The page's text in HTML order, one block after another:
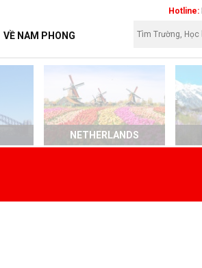
Hotline:
VỀ NAM PHONG
NETHERLANDS